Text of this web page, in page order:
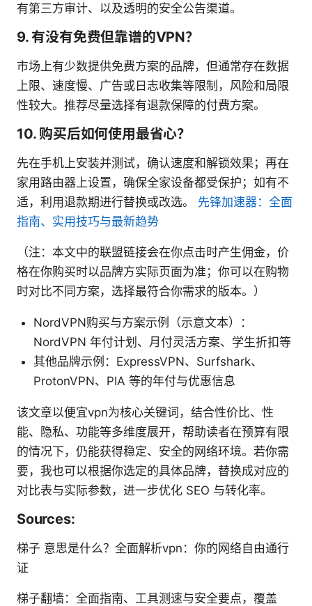
有第三方审计、以及透明的安全公告渠道。
9. 有没有免费但靠谱的VPN？
市场上有少数提供免费方案的品牌，但通常存在数据
上限、速度慢、广告或日志收集等限制，风险和局限
性较大。推荐尽量选择有退款保障的付费方案。
10. 购买后如何使用最省心？
先在手机上安装并测试，确认速度和解锁效果；再在
家用路由器上设置，确保全家设备都受保护；如有不
适，利用退款期进行替换或改选。 先锋加速器：全面
指南、实用技巧与最新趋势
（注：本文中的联盟链接会在你点击时产生佣金，价
格在你购买时以品牌方实际页面为准；你可以在购物
时对比不同方案，选择最符合你需求的版本。）
NordVPN购买与方案示例（示意文本）：
NordVPN 年付计划、月付灵活方案、学生折扣等
其他品牌示例：ExpressVPN、Surfshark、
ProtonVPN、PIA 等的年付与优惠信息
该文章以便宜vpn为核心关键词，结合性价比、性
能、隐私、功能等多维度展开，帮助读者在预算有限
的情况下，仍能获得稳定、安全的网络环境。若你需
要，我也可以根据你选定的具体品牌，替换成对应的
对比表与实际参数，进一步优化 SEO 与转化率。
Sources:
梯子 意思是什么？全面解析vpn：你的网络自由通行
证
梯子翻墙：全面指南、工具测速与安全要点，覆盖